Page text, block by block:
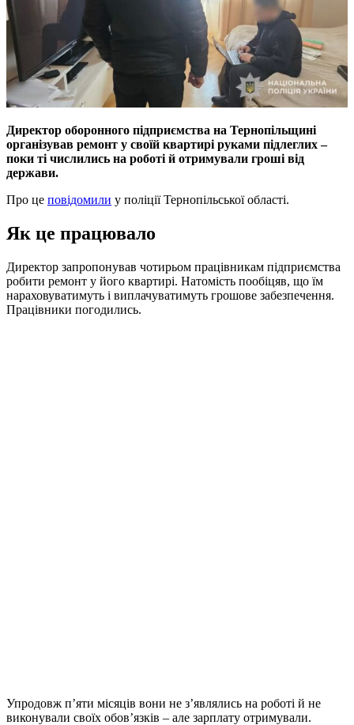
Директор оборонного підприємства на Тернопільщині
організував ремонт у своїй квартирі руками підлеглих –
поки ті числились на роботі й отримували гроші від
держави.
Про це повідомили у поліції Тернопільської області.
Як це працювало
Директор запропонував чотирьом працівникам підприємства
робити ремонт у його квартирі. Натомість пообіцяв, що їм
нараховуватимуть і виплачуватимуть грошове забезпечення.
Працівники погодились.
Упродовж п’яти місяців вони не з’являлись на роботі й не
виконували своїх обов’язків – але зарплату отримували.